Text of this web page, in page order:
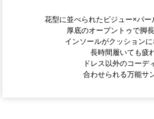
花型に並べられたビジュー×パ
厚底のオープントゥで脚
インソールがクッションに
長時間履いても疲
ドレス以外のコーデ
合わせられる万能サ